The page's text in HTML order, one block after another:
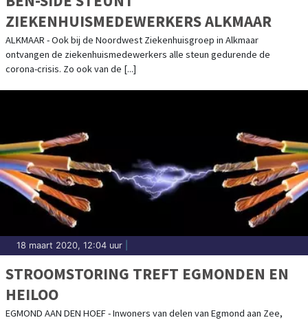
ZIEKENHUISMEDEWERKERS ALKMAAR
ALKMAAR - Ook bij de Noordwest Ziekenhuisgroep in Alkmaar
ontvangen de ziekenhuismedewerkers alle steun gedurende de
corona-crisis. Zo ook van de [...]
18 maart 2020, 12:04 uur
STROOMSTORING TREFT EGMONDEN EN
HEILOO
EGMOND AAN DEN HOEF - Inwoners van delen van Egmond aan Zee,